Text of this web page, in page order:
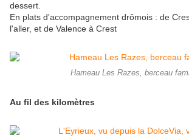
dessert.
En plats d'accompagnement drômois : de
l'aller, et de Valence à Crest
Hameau Les Razes, berceau
Au fil des kilomètres